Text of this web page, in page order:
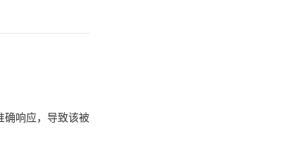
确响应，导致该被